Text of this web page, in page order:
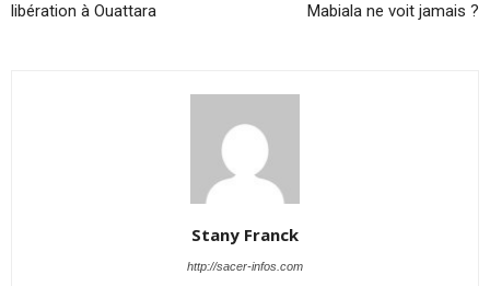
libération à Ouattara
Mabiala ne voit jamais ?
Stany Franck
http://sacer-infos.com